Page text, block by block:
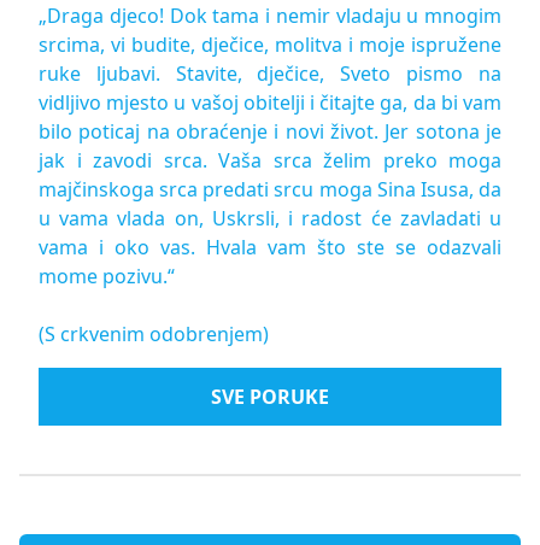
„Draga djeco! Dok tama i nemir vladaju u mnogim
srcima, vi budite, dječice, molitva i moje ispružene
ruke ljubavi. Stavite, dječice, Sveto pismo na
vidljivo mjesto u vašoj obitelji i čitajte ga, da bi vam
bilo poticaj na obraćenje i novi život. Jer sotona je
jak i zavodi srca. Vaša srca želim preko moga
majčinskoga srca predati srcu moga Sina Isusa, da
u vama vlada on, Uskrsli, i radost će zavladati u
vama i oko vas. Hvala vam što ste se odazvali
mome pozivu.“
(S crkvenim odobrenjem)
SVE PORUKE